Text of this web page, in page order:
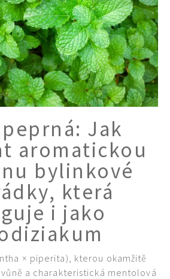
Jak
aromatickou
bylinkové
která
i jako
× piperita), kterou okamžitě
a charakteristická mentolová